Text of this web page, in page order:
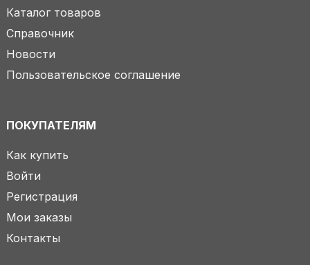
Каталог товаров
Справочник
Новости
Пользовательское соглашение
ПОКУПАТЕЛЯМ
Как купить
Войти
Регистрация
Мои заказы
Контакты